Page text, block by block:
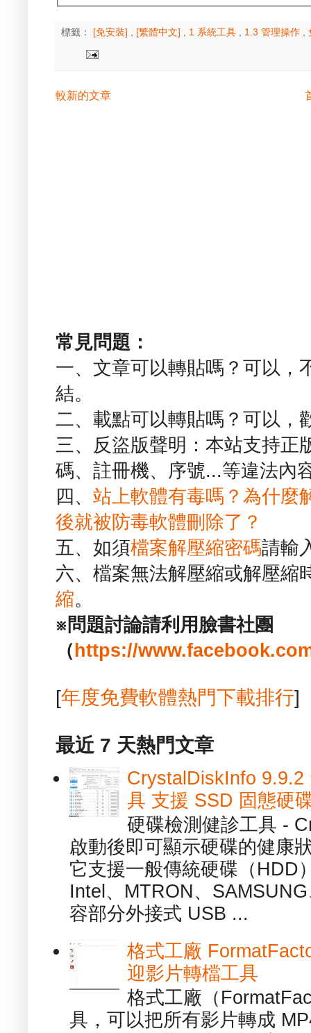
標籤： [免安裝] , [繁體中文] , 1 系統工具 , 1.3 管理操作 ,
較新的文章
常見問題：
一、文章可以轉貼嗎？可以，
結。
二、載點可以轉貼嗎？可以，
三、反盜版聲明：本站支持正
碼、註冊機、序號...等違法內
四、 站上軟體有毒嗎？為什麼
後就被防毒軟體刪除了？
五、如須檔案解壓縮密碼請輸
六、檔案無法解壓縮或解壓縮
縮。
※問題討論請利用臉書社團
（ https://
[年度免費軟體熱門下載排行]
最近 7 天熱門文章
CrystalDiskInfo 9.9.2
具 支援 SSD 固態硬
硬碟檢測健診工具 -
啟動後即可顯示硬碟的健康
它支援一般傳統硬碟（HDD
Intel、MTRON、
容部分外接式 USB ...
格式工廠
迎影片轉檔工具
格式工廠（
具，可以把所有影片轉成